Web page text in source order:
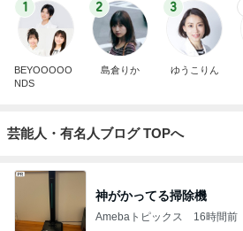
1
BEYOOOOO
NDS
2
島倉りか
3
ゆうこりん
芸能人・有名人ブログ TOPへ
神がかってる掃除機
Amebaトピックス 16時間前